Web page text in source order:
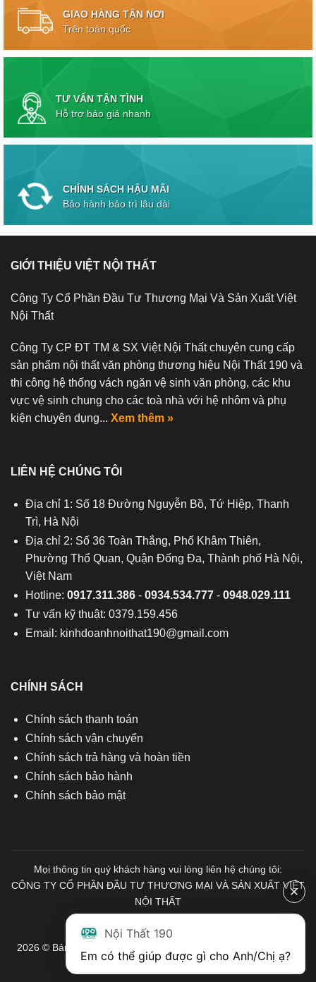
GIAO HÀNG TẬN NƠI
Trên toàn quốc
TƯ VẤN TẬN TÌNH
Hỗ trợ báo giá nhanh
CHÍNH SÁCH HẬU MÃI
Bảo hành bảo trì lâu dài
GIỚI THIỆU VIỆT NỘI THẤT
Công Ty Cổ Phần Đầu Tư Thương Mại Và Sản Xuất Việt
Nội Thất
Công Ty CP ĐT TM & SX Việt Nội Thất chuyên cung cấp
sản phẩm nội thất văn phòng thương hiệu Nội Thất 190 và
thi công hệ thống vách ngăn vệ sinh văn phòng, các khu
vực vệ sinh chung cho các toà nhà với hệ nhôm và phụ
kiện chuyên dụng... Xem thêm »
LIÊN HỆ CHÚNG TÔI
Địa chỉ 1: Số 18 Đường Nguyễn Bồ, Tứ Hiệp, Thanh
Trì, Hà Nội
Địa chỉ 2: Số 36 Toàn Thắng, Phố Khâm Thiên,
Phường Thổ Quan, Quận Đống Đa, Thành phố Hà Nội,
Việt Nam
Hotline: 0917.311.386- 0934.534.777- 0948.029.111
Tư vấn kỹ thuật: 0379.159.456
Email: kinhdoanhnoithat190@gmail.com
CHÍNH SÁCH
Chính sách thanh toán
Chính sách vận chuyển
Chính sách trả hàng và hoàn tiền
Chính sách bảo hành
Chính sách bảo mật
Mọi thông tin quý khách hàng vui lòng liên hệ chúng tôi:
CÔNG TY CỔ PHẦN ĐẦU TƯ THƯƠNG MẠI VÀ SẢN XUẤT VIỆT
NỘI THẤT
Mã số Thuế: 0103671313
2026 © Bản quyền thuộc về Nội Thất 190. Mọi quyền được bảo
lưu.
Nội Thất 190